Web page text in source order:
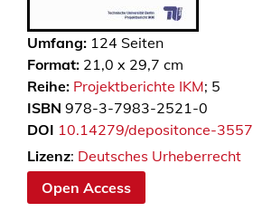
Umfang: 124 Seiten
Format: 21,0 x 29,7 cm
Reihe: Projektberichte IKM; 5
ISBN 978-3-7983-2521-0
DOI 10.14279/depositonce-3557
Lizenz: Deutsches Urheberrecht
Open Access